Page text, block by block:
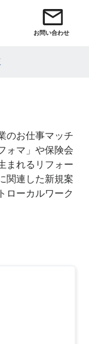
お問い合わせ
のお仕事マッチ
ォマ」や保険会
まれるリフォー
関連した新規案
ローカルワーク